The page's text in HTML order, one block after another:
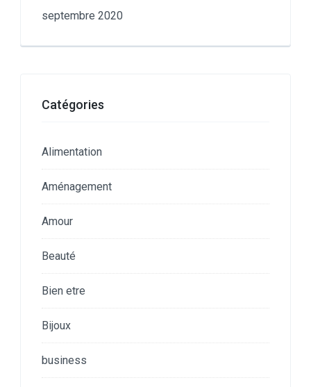
septembre 2020
Catégories
Alimentation
Aménagement
Amour
Beauté
Bien etre
Bijoux
business